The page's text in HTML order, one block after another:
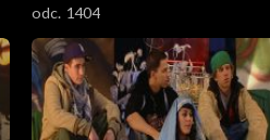
odc. 1404